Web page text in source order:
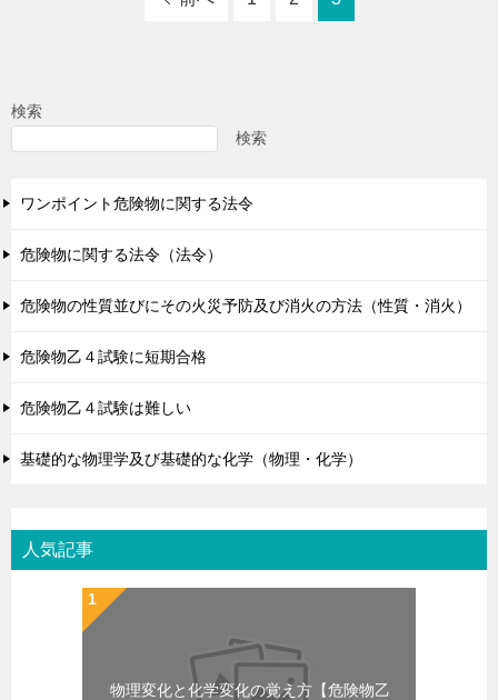
検索
検索
ワンポイント危険物に関する法令
危険物に関する法令（法令）
危険物の性質並びにその火災予防及び消火の方法（性質・消火）
危険物乙４試験に短期合格
危険物乙４試験は難しい
基礎的な物理学及び基礎的な化学（物理・化学）
人気記事
物理変化と化学変化の覚え方【危険物乙